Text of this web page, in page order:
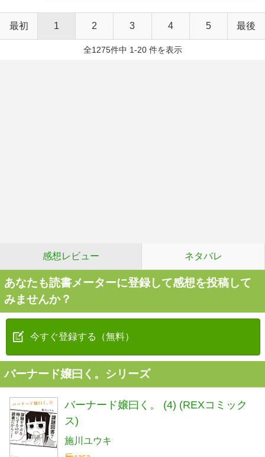
最初 1 2 3 4 5 最後
全1275件中 1-20 件を表示
感想レビュー ネタバレ
あなたも読書メーターに登録して感想を投稿して
みませんか？
今すぐ登録する（無料）
バーナード嬢曰く。シリーズ
バーナード嬢曰く。 (4) (REXコミック
ス)
施川ユウキ